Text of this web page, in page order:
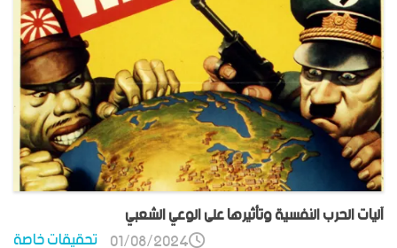
آليات الحرب النفسية وتأثيرها على الوعي الشعبي
تحقيقات خاصة